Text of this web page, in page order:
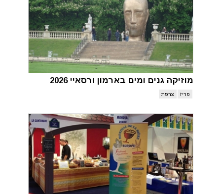
מוזיקה גנים ומים בארמון ורסאיי 2026
פריז צרפת